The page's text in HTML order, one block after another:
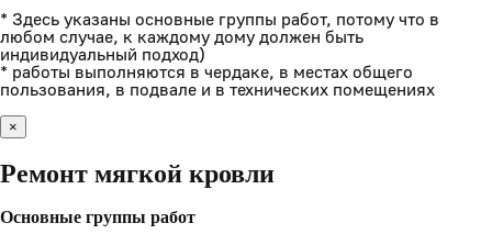
* Здесь указаны основные группы работ, потому что в
любом случае, к каждому дому должен быть
индивидуальный подход)
* работы выполняются в чердаке, в местах общего
пользования, в подвале и в технических помещениях
×
Ремонт мягкой кровли
Основные группы работ